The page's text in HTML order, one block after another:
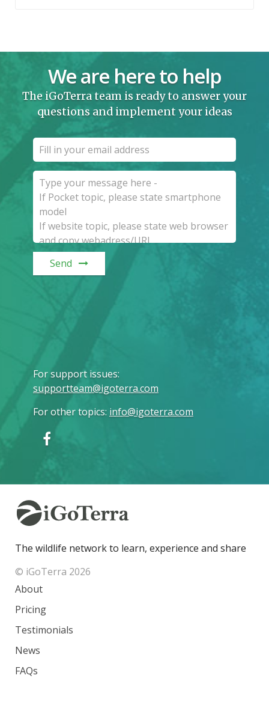
We are here to help
The iGoTerra team is ready to answer your
questions and implement your ideas
Send
For support issues:
supportteam@igoterra.com
For other topics: info@igoterra.com
The wildlife network to learn, experience and share
© iGoTerra 2026
About
Pricing
Testimonials
News
FAQs